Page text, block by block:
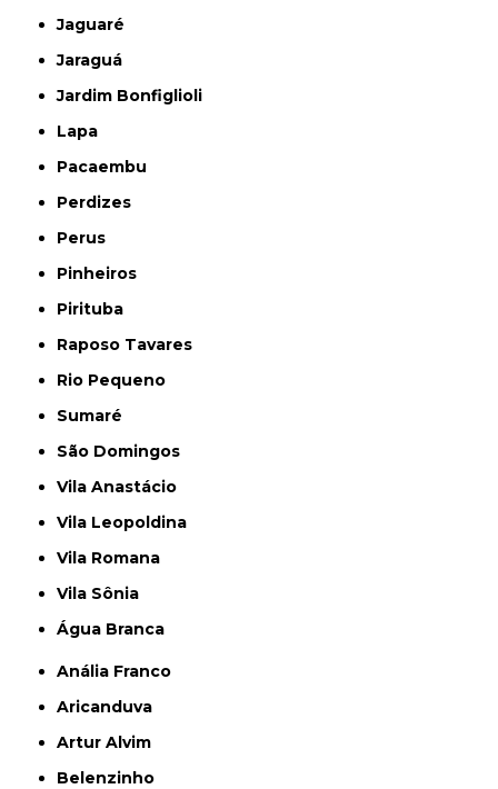
Jaguaré
Jaraguá
Jardim Bonfiglioli
Lapa
Pacaembu
Perdizes
Perus
Pinheiros
Pirituba
Raposo Tavares
Rio Pequeno
Sumaré
São Domingos
Vila Anastácio
Vila Leopoldina
Vila Romana
Vila Sônia
Água Branca
Anália Franco
Aricanduva
Artur Alvim
Belenzinho